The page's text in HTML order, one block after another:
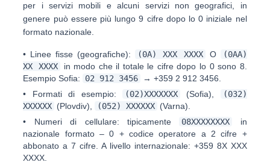
per i servizi mobili e alcuni servizi non geografici, in
genere può essere più lungo9 cifredopo lo 0 iniziale nel
formato nazionale.
• Linee fisse (geografiche): (0A) XXX XXXX O
(0AA)
XX XXXX
in modo che il totale le cifre dopo lo 0 sono 8.
Esempio Sofia:
02 912 3456 →+359 2 912 3456
• Formati di esempio: (02)XXXXXXX (Sofia),
(032)
XXXXXX (Plovdiv), (052) XXXXXX (Varna).
• Numeri di cellulare: tipicamente 08XXXXXXXX
in
nazionale formato – 0 + codice operatore a 2 cifre +
abbonato a 7 cifre. A livello internazionale: +359 8X XXX
XXXX